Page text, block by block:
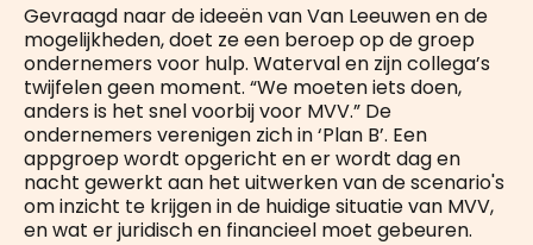
Gevraagd naar de ideeën van Van Leeuwen en de
mogelijkheden, doet ze een beroep op de groep
ondernemers voor hulp. Waterval en zijn collega’s
twijfelen geen moment. “We moeten iets doen,
anders is het snel voorbij voor MVV.” De
ondernemers verenigen zich in ‘Plan B’. Een
appgroep wordt opgericht en er wordt dag en
nacht gewerkt aan het uitwerken van de scenario's
om inzicht te krijgen in de huidige situatie van MVV,
en wat er juridisch en financieel moet gebeuren.